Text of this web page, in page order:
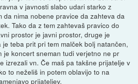
v javnosti slabo udari starko z
da nima nobene pravice da zahteva da
Tako da z tem zahtevaš pravico do
prostor je javni prostor, druge je
teba prit pri tem malček bolj natančen,
je koncert sneman tudi verjetno ne pr
izrezali vn. Če maš pa takšne prijatelje v
to neželiš in potem oblavijo to na
prijateljev.